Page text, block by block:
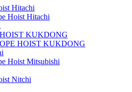
Hitachi
Hoist Hitachi
KUKDONG
HOIST KUKDONG
Hoist Mitsubishi
Nitchi